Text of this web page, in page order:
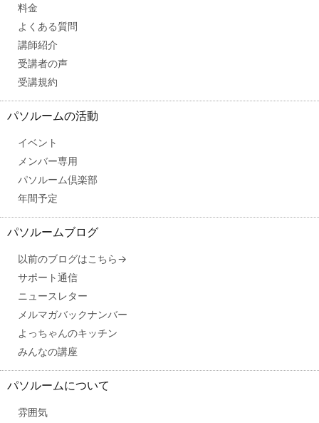
料金
よくある質問
講師紹介
受講者の声
受講規約
パソルームの活動
イベント
メンバー専用
パソルーム倶楽部
年間予定
パソルームブログ
以前のブログはこちら→
サポート通信
ニュースレター
メルマガバックナンバー
よっちゃんのキッチン
みんなの講座
パソルームについて
雰囲気